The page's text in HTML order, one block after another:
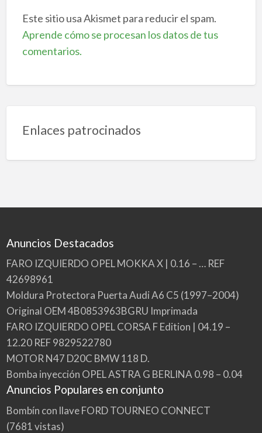
Este sitio usa Akismet para reducir el spam.
Aprende cómo se procesan los datos de tus
comentarios.
Enlaces patrocinados
Anuncios Destacados
FARO IZQUIERDO OPEL MOKKA X | 0.16 – … REF
42698961
Moldura Protectora Puerta Audi A6 C5 (1997–2004)
Original OEM 4B0853963BGRU Imprimada
FARO IZQUIERDO OPEL CORSA F Edition | 04.19 –
12.20 REF 9829522780
MOTOR N47 D20C BMW 118 D.
Bomba inyección OPEL ASTRA G BERLINA 0.98 – 0.04
Anuncios Populares en conjunto
Bombín con llave FORD TOURNEO CONNECT
(7681 vistas)